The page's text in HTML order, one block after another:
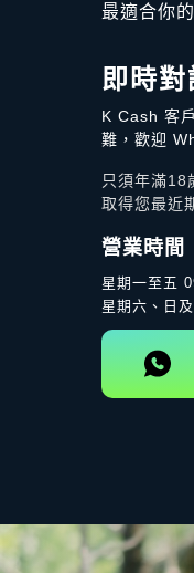
最適合你
即時對
K Cash 客
難，歡迎
只須年滿18
取得您最近
營業時間
星期一至五
星期六、日